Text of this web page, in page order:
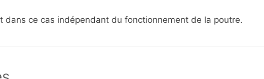
dans ce cas indépendant du fonctionnement de la poutre.